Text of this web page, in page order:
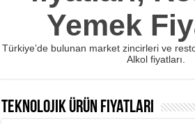
Yemek
Türkiye’de bulunan market zincirleri ve
Alkol fiyatları.
Teknolojik Ürün Fiyatları